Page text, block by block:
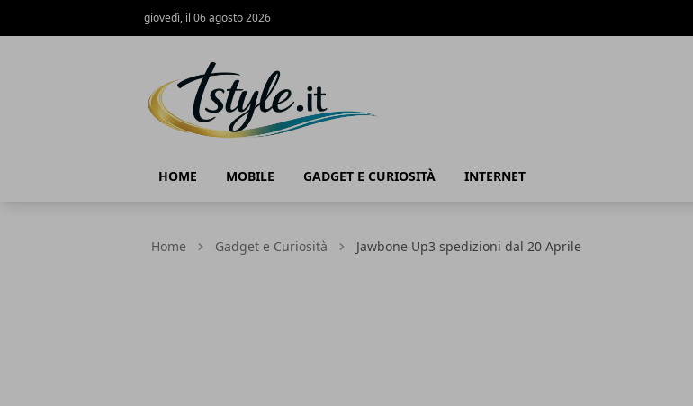
giovedì, il 06 agosto 2026
HOME MOBILE GADGET E CURIOSITÀ INTERNET
Home Gadget e Curiosità Jawbone Up3 spedizioni dal 20 Aprile